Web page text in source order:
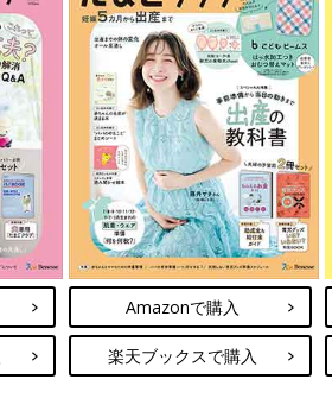
Amazonで購入
楽天ブックスで購入